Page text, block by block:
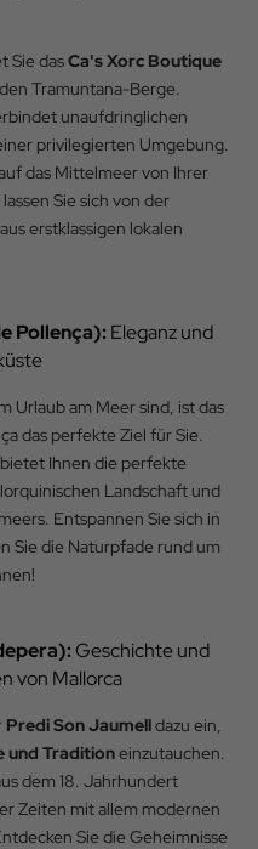
Sie dasCa's Xorc Boutique
Tramuntana-Berge.
unaufdringlichen
privilegierten Umgebung.
das Mittelmeer von Ihrer
Sie sich von der
erstklassigen lokalen
Pollença): Eleganz und
Urlaub am Meer sind, ist das
das perfekte Ziel für Sie.
Ihnen die perfekte
Landschaft und
Entspannen Sie sich in
Sie die Naturpfade rund um
Geschichte und
von Mallorca
Predi Son Jaumelldazu ein,
und Traditioneinzutauchen.
dem 18. Jahrhundert
Zeiten mit allem modernen
Sie die Geheimnisse